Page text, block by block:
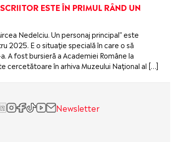
ESTE ÎN PRIMUL RÂND UN
Nedelciu. Un personaj principal” este
2025. E o situație specială în care o să
A fost bursieră a Academiei Române la
cercetătoare în arhiva Muzeului Național al […]
Newsletter